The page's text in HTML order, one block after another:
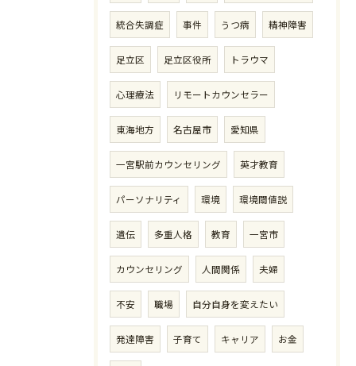
統合失調症 事件 うつ病 精神障害
足立区 足立区役所 トラウマ
心理療法 リモートカウンセラー
東海地方 名古屋市 愛知県
一宮駅前カウンセリング 英才教育
パーソナリティ 環境 環境閾値説
遺伝 多重人格 教育 一宮市
カウンセリング 人間関係 夫婦
不安 職場 自分自身を変えたい
発達障害 子育て キャリア お金